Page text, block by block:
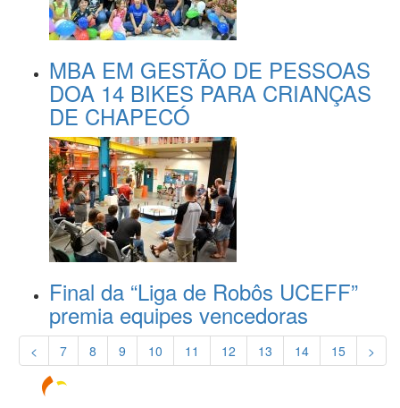
MBA EM GESTÃO DE PESSOAS
DOA 14 BIKES PARA CRIANÇAS
DE CHAPECÓ
Final da “Liga de Robôs UCEFF”
premia equipes vencedoras
< 7 8 9 10 11 12 13 14 15 >